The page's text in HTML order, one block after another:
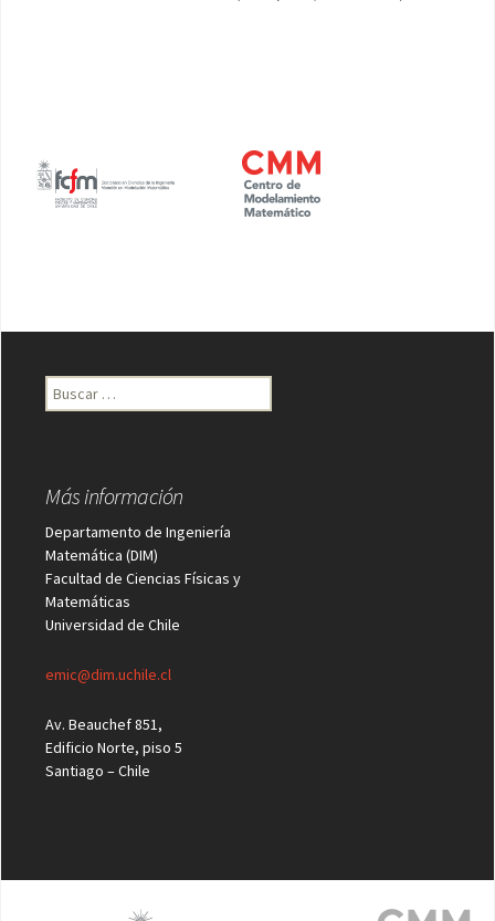
Buscar:
Más información
Departamento de Ingeniería
Matemática (DIM)
Facultad de Ciencias Físicas y
Matemáticas
Universidad de Chile
emic@dim.uchile.cl
Av. Beauchef 851,
Edificio Norte, piso 5
Santiago – Chile